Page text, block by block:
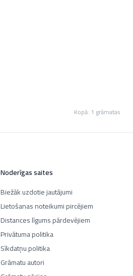
Kopā: 1 grāmatas
Noderīgas saites
Biežāk uzdotie jautājumi
Lietošanas noteikumi pircējiem
Distances līgums pārdevējiem
Privātuma politika
Sīkdatņu politika
Grāmatu autori